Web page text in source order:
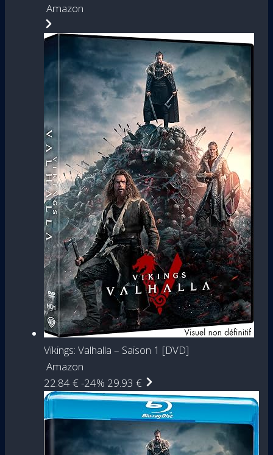
Amazon
Vikings: Valhalla – Saison 1 [DVD]
Amazon
22.84 €-24% 29.93 €